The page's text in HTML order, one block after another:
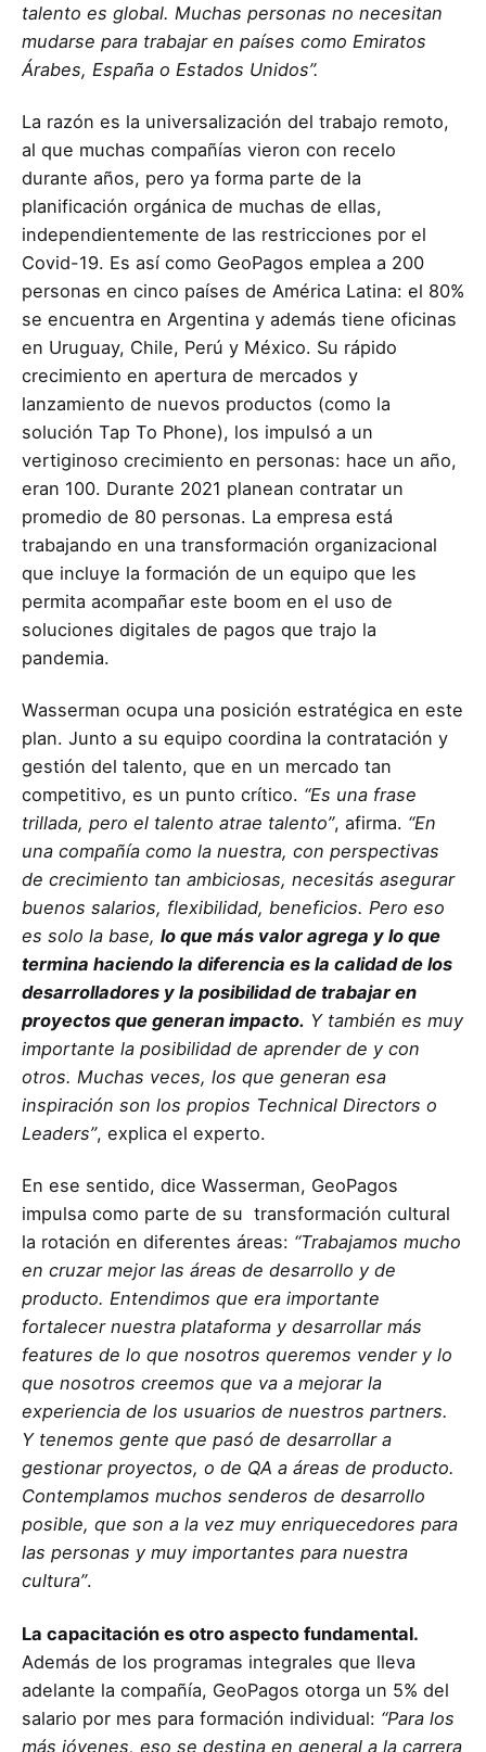
talento es global. Muchas personas no necesitan
mudarse para trabajar en países como Emiratos
Árabes, España o Estados Unidos”.
La razón es la universalización del trabajo remoto,
al que muchas compañías vieron con recelo
durante años, pero ya forma parte de la
planificación orgánica de muchas de ellas,
independientemente de las restricciones por el
Covid-19. Es así como GeoPagos emplea a 200
personas en cinco países de América Latina: el 80%
se encuentra en Argentina y además tiene oficinas
en Uruguay, Chile, Perú y México. Su rápido
crecimiento en apertura de mercados y
lanzamiento de nuevos productos (como la
solución Tap To Phone), los impulsó a un
vertiginoso crecimiento en personas: hace un año,
eran 100. Durante 2021 planean contratar un
promedio de 80 personas. La empresa está
trabajando en una transformación organizacional
que incluye la formación de un equipo que les
permita acompañar este boom en el uso de
soluciones digitales de pagos que trajo la
pandemia.
Wasserman ocupa una posición estratégica en este
plan. Junto a su equipo coordina la contratación y
gestión del talento, que en un mercado tan
competitivo, es un punto crítico. “Es una frase
trillada, pero el talento atrae talento”, afirma. “En
una compañía como la nuestra, con perspectivas
de crecimiento tan ambiciosas, necesitás asegurar
buenos salarios, flexibilidad, beneficios. Pero eso
es solo la base, lo que más valor agrega y lo que
termina haciendo la diferencia es la calidad de los
desarrolladores y la posibilidad de trabajar en
proyectos que generan impacto. Y también es muy
importante la posibilidad de aprender de y con
otros. Muchas veces, los que generan esa
inspiración son los propios Technical Directors o
Leaders”, explica el experto.
En ese sentido, dice Wasserman, GeoPagos
impulsa como parte de su transformación cultural
la rotación en diferentes áreas: “Trabajamos mucho
en cruzar mejor las áreas de desarrollo y de
producto. Entendimos que era importante
fortalecer nuestra plataforma y desarrollar más
features de lo que nosotros queremos vender y lo
que nosotros creemos que va a mejorar la
experiencia de los usuarios de nuestros partners.
Y tenemos gente que pasó de desarrollar a
gestionar proyectos, o de QA a áreas de producto.
Contemplamos muchos senderos de desarrollo
posible, que son a la vez muy enriquecedores para
las personas y muy importantes para nuestra
cultura”.
La capacitación es otro aspecto fundamental.
Además de los programas integrales que lleva
adelante la compañía, GeoPagos otorga un 5% del
salario por mes para formación individual: “Para los
más jóvenes, eso se destina en general a la carrera